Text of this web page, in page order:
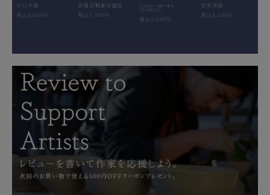
片口中鉢
税込5,500円
伊賀灰釉菱形鎬皿
税込7,700円
Layer.series
SYUKI(L)
税込5,500円
安南深鉢
税込5,500円